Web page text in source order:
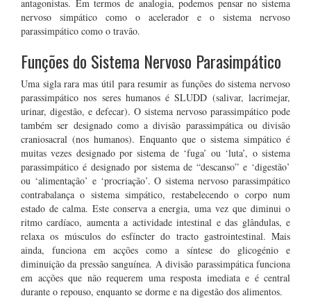
antagonistas. Em termos de analogia, podemos pensar no sistema
nervoso simpático como o acelerador e o sistema nervoso
parassimpático como o travão.
Funções do Sistema Nervoso Parasimpático
Uma sigla rara mas útil para resumir as funções do sistema nervoso
parassimpático nos seres humanos é SLUDD (salivar, lacrimejar,
urinar, digestão, e defecar). O sistema nervoso parassimpático pode
também ser designado como a divisão parassimpática ou divisão
craniosacral (nos humanos). Enquanto que o sistema simpático é
muitas vezes designado por sistema de ‘fuga’ ou ‘luta’, o sistema
parassimpático é designado por sistema de “descanso” e ‘digestão’
ou ‘alimentação’ e ‘procriação’. O sistema nervoso parassimpático
contrabalança o sistema simpático, restabelecendo o corpo num
estado de calma. Este conserva a energia, uma vez que diminui o
ritmo cardíaco, aumenta a actividade intestinal e das glândulas, e
relaxa os músculos do esfíncter do tracto gastrointestinal. Mais
ainda, funciona em acções como a síntese do glicogénio e
diminuição da pressão sanguínea. A divisão parassimpática funciona
em acções que não requerem uma resposta imediata e é central
durante o repouso, enquanto se dorme e na digestão dos alimentos.